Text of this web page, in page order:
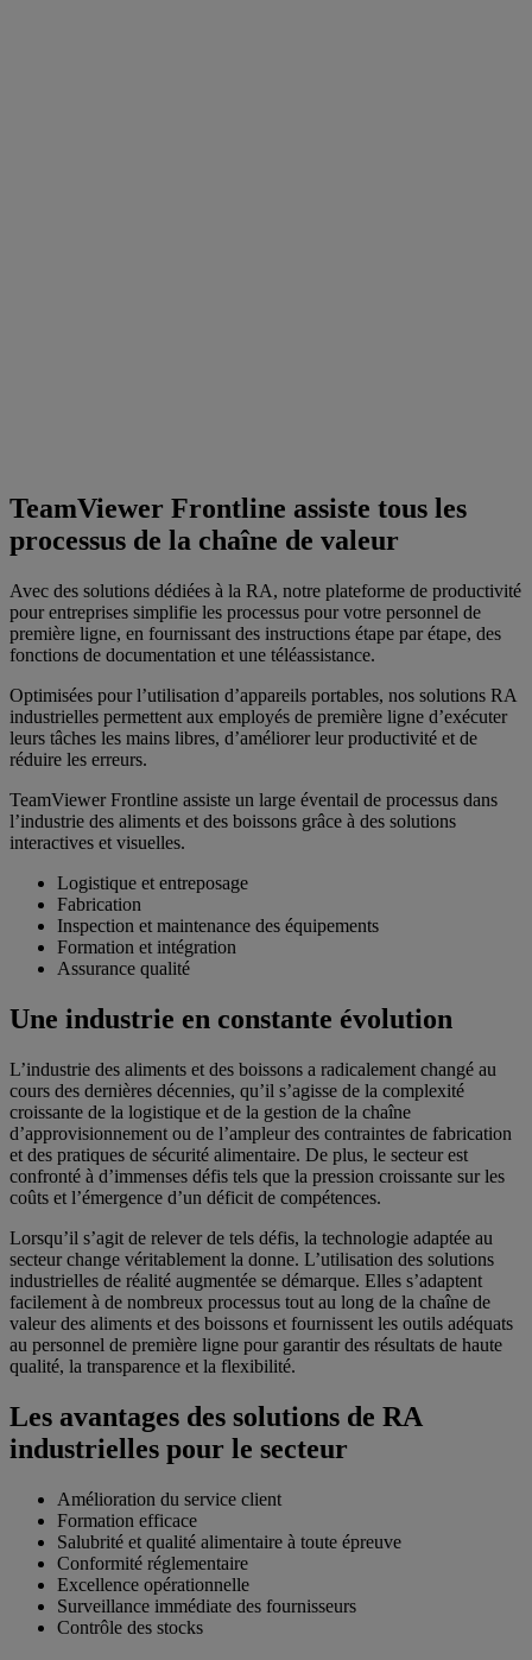
TeamViewer Frontline assiste tous les
processus de la chaîne de valeur
Avec des solutions dédiées à la RA, notre plateforme de productivité
pour entreprises simplifie les processus pour votre personnel de
première ligne, en fournissant des instructions étape par étape, des
fonctions de documentation et une téléassistance.
Optimisées pour l’utilisation d’appareils portables, nos solutions RA
industrielles permettent aux employés de première ligne d’exécuter
leurs tâches les mains libres, d’améliorer leur productivité et de
réduire les erreurs.
TeamViewer Frontline assiste un large éventail de processus dans
l’industrie des aliments et des boissons grâce à des solutions
interactives et visuelles.
Logistique et entreposage
Fabrication
Inspection et maintenance des équipements
Formation et intégration
Assurance qualité
Une industrie en constante évolution
L’industrie des aliments et des boissons a radicalement changé au
cours des dernières décennies, qu’il s’agisse de la complexité
croissante de la logistique et de la gestion de la chaîne
d’approvisionnement ou de l’ampleur des contraintes de fabrication
et des pratiques de sécurité alimentaire. De plus, le secteur est
confronté à d’immenses défis tels que la pression croissante sur les
coûts et l’émergence d’un déficit de compétences.
Lorsqu’il s’agit de relever de tels défis, la technologie adaptée au
secteur change véritablement la donne. L’utilisation des solutions
industrielles de réalité augmentée se démarque. Elles s’adaptent
facilement à de nombreux processus tout au long de la chaîne de
valeur des aliments et des boissons et fournissent les outils adéquats
au personnel de première ligne pour garantir des résultats de haute
qualité, la transparence et la flexibilité.
Les avantages des solutions de RA
industrielles pour le secteur
Amélioration du service client
Formation efficace
Salubrité et qualité alimentaire à toute épreuve
Conformité réglementaire
Excellence opérationnelle
Surveillance immédiate des fournisseurs
Contrôle des stocks